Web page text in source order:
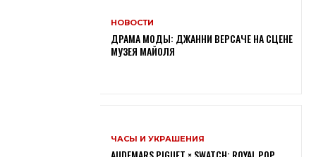
НОВОСТИ
ДРАМА МОДЫ: ДЖАННИ ВЕРСАЧЕ НА СЦЕНЕ
МУЗЕЯ МАЙОЛЯ
ЧАСЫ И УКРАШЕНИЯ